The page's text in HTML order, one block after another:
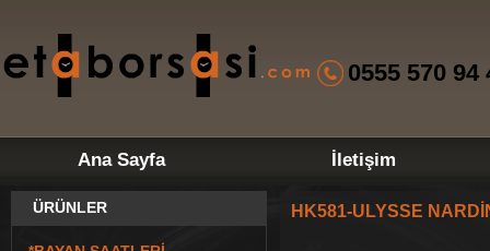
0555 570 94
Ana Sayfa İletişim
ÜRÜNLER HK581-ULYSSE